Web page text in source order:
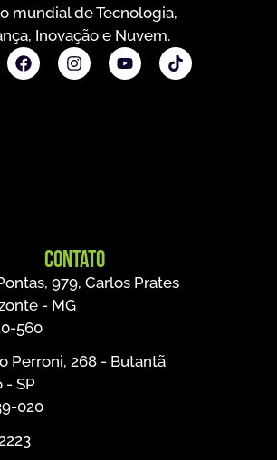
mundial de Tecnologia,
Inovação e Nuvem.
Contato
979, Carlos Prates
- MG
560
Perroni, 268 - Butantã
- SP
020